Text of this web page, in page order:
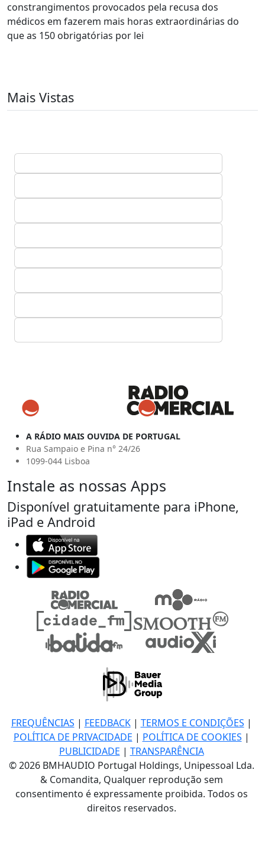
constrangimentos provocados pela recusa dos
médicos em fazerem mais horas extraordinárias do
que as 150 obrigatórias por lei
Mais Vistas
A RÁDIO MAIS OUVIDA DE PORTUGAL
Rua Sampaio e Pina n° 24/26
1099-044 Lisboa
Instale as nossas Apps
Disponível gratuitamente para iPhone,
iPad e Android
FREQUÊNCIAS | FEEDBACK| TERMOS E CONDIÇÕES |
POLÍTICA DE PRIVACIDADE | POLÍTICA DE COOKIES |
PUBLICIDADE | TRANSPARÊNCIA
© 2026 BMHAUDIO Portugal Holdings, Unipessoal Lda.
& Comandita, Qualquer reprodução sem
consentimento é expressamente proibida. Todos os
direitos reservados.